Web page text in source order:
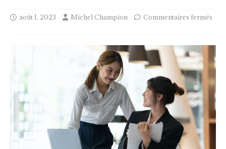
août 1, 2023 Michel Champion Commentaires fermés